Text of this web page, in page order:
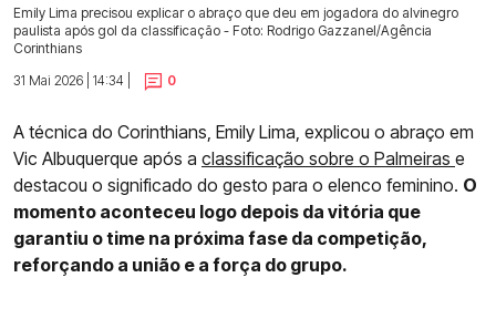
Emily Lima precisou explicar o abraço que deu em jogadora do alvinegro
paulista após gol da classificação - Foto: Rodrigo Gazzanel/Agência
Corinthians
31 Mai 2026 | 14:34 |
0
A técnica do Corinthians, Emily Lima, explicou o abraço em
Vic Albuquerque após a classificação sobre o Palmeiras e
destacou o significado do gesto para o elenco feminino. O
momento aconteceu logo depois da vitória que
garantiu o time na próxima fase da competição,
reforçando a união e a força do grupo.